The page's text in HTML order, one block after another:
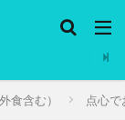
食含む） 点心